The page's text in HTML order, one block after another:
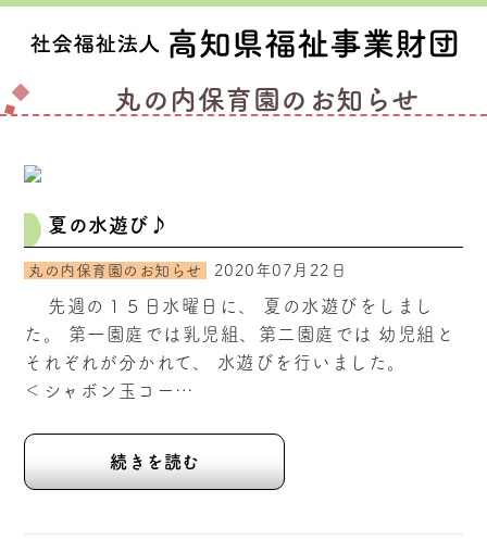
丸の内保育園のお知らせ
夏の水遊び♪
丸の内保育園のお知らせ 2020年07月22日
先週の１５日水曜日に、 夏の水遊びをしまし
た。 第一園庭では乳児組、第二園庭では 幼児組と
それぞれが分かれて、 水遊びを行いました。
＜シャボン玉コー…
続きを読む